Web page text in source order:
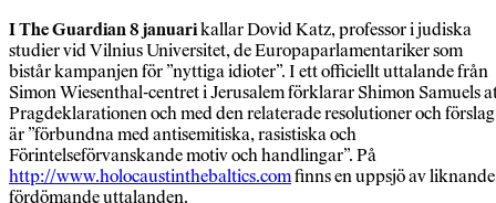
I The Guardian 8 januarikallar Dovid Katz, professor i judiska
studier vid Vilnius Universitet, de Europaparlamentariker som
bistår kampanjen för ”nyttiga idioter”. I ett officiellt uttalande från
Simon Wiesenthal-centret i Jerusalem förklarar Shimon Samuels
Pragdeklarationen och med den relaterade resolutioner och förslag
är ”förbundna med antisemitiska, rasistiska och
Förintelseförvanskande motiv och handlingar”. På
http://www.holocaustinthebaltics.comfinns en uppsjö av liknande
fördömande uttalanden.